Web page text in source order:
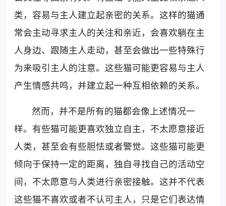
类，容易与主人建立起亲密的关系。这样的猫通
常会主动寻求主人的关注和亲近，会喜欢躺在主
人身边、跟随主人走动，甚至会做出一些特殊行
为来吸引主人的注意。这些猫可能更容易与主人
产生情感共鸣，并建立起一种互相依赖的关系。
然而，并不是所有的猫都会像上述情况一
样。有些猫可能更喜欢独立自主，不太愿意接近
人类，甚至会有些胆怯或者警觉。这些猫可能更
倾向于保持一定的距离，独自寻找自己的活动空
间，不太愿意与人类进行亲密接触。这并不代表
这些猫不喜欢或者不认可主人，只是它们表达情